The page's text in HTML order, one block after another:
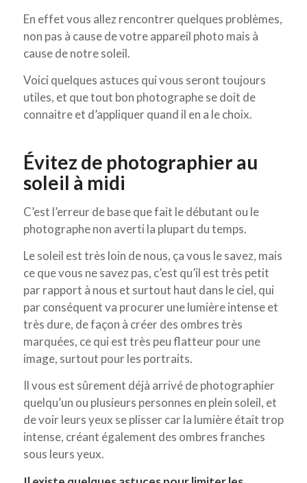
En effet vous allez rencontrer quelques problèmes,
non pas à cause de votre appareil photo mais à
cause de notre soleil.
Voici quelques astuces qui vous seront toujours
utiles, et que tout bon photographe se doit de
connaitre et d’appliquer quand il en a le choix.
Évitez de photographier au
soleil à midi
C’est l’erreur de base que fait le débutant ou le
photographe non averti la plupart du temps.
Le soleil est très loin de nous, ça vous le savez, mais
ce que vous ne savez pas, c’est qu’il est très petit
par rapport à nous et surtout haut dans le ciel, qui
par conséquent va procurer une lumière intense et
très dure, de façon à créer des ombres très
marquées, ce qui est très peu flatteur pour une
image, surtout pour les portraits.
Il vous est sûrement déjà arrivé de photographier
quelqu’un ou plusieurs personnes en plein soleil, et
de voir leurs yeux se plisser car la lumière était trop
intense, créant également des ombres franches
sous leurs yeux.